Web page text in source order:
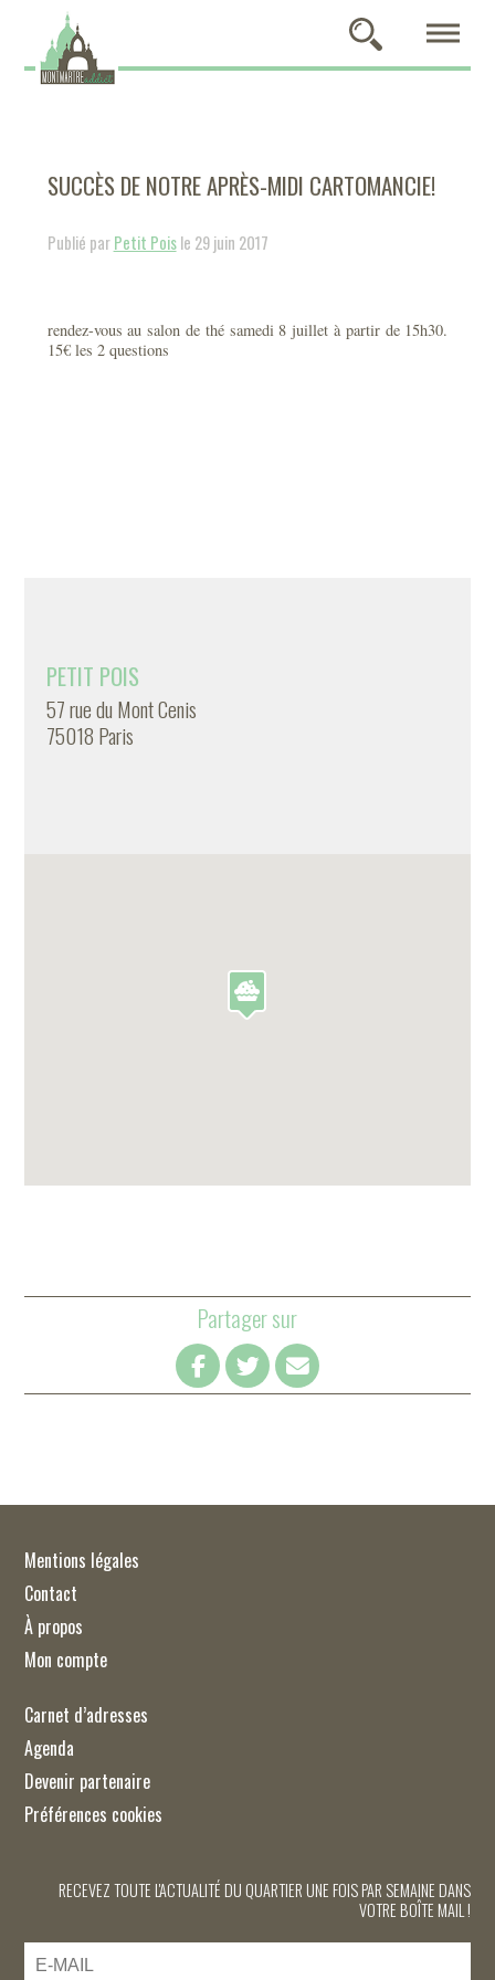
SUCCÈS DE NOTRE APRÈS-MIDI CARTOMANCIE!
Publié parPetit Poisle 29 juin 2017
rendez-vous au salon de thé samedi 8 juillet à partir de 15h30.
15€ les 2 questions
PETIT POIS
57 rue du Mont Cenis
75018 Paris
Partager sur
Mentions légales
Contact
À propos
Mon compte
Carnet d’adresses
Agenda
Devenir partenaire
Préférences cookies
RECEVEZ TOUTE L'ACTUALITÉ DU QUARTIER UNE FOIS PAR SEMAINE DANS
VOTRE BOÎTE MAIL !